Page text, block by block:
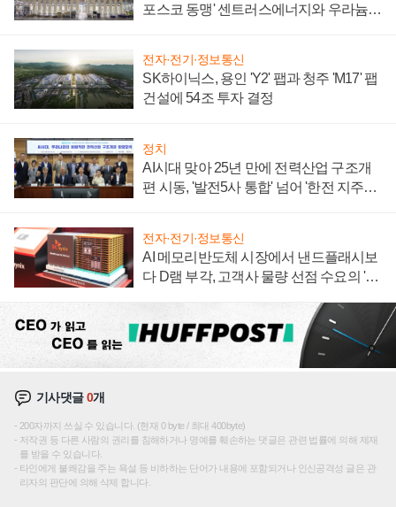
포스코 동맹' 센트러스에너지와 우라늄
전자·전기·정보통신
SK하이닉스, 용인 'Y2' 팹과 청주 'M17' 팹
건설에 54조 투자 결정
정치
AI시대 맞아 25년 만에 전력산업 구조개
편 시동, '발전5사 통합' 넘어 '한전 지주사'
전자·전기·정보통신
AI 메모리반도체 시장에서 낸드플래시보
다 D램 부각, 고객사 물량 선점 수요의 '우
기사댓글0개
200자까지 쓰실 수 있습니다. (현재 0 byte / 최대 400byte)
저작권 등 다른 사람의 권리를 침해하거나 명예를 훼손하는 댓글은 관련 법률에 의해 제재
를 받을 수 있습니다.
타인에게 불쾌감을 주는 욕설 등 비하하는 단어가 내용에 포함되거나 인신공격성 글은 관
리자의 판단에 의해 삭제 합니다.